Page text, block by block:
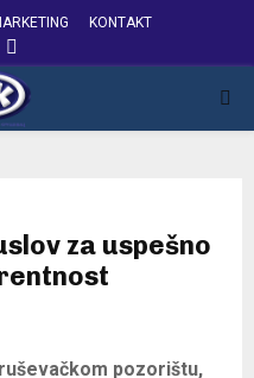
KONTAKT
INSTAGRAM
za uspešno
pozorištu,